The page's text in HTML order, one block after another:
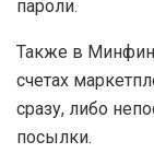
пароли.
Также в
счетах
сразу, либо
посылки.